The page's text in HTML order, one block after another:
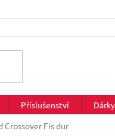
Příslušenství Dárky
Crossover Fis dur